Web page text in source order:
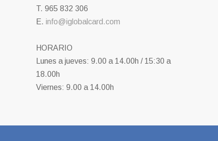
T. 965 832 306
E. info@iglobalcard.com
HORARIO
Lunes a jueves: 9.00 a 14.00h / 15:30 a
18.00h
Viernes: 9.00 a 14.00h